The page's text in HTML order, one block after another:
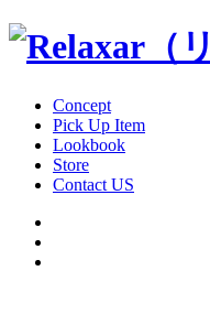
Concept
Pick Up Item
Lookbook
Store
Contact US